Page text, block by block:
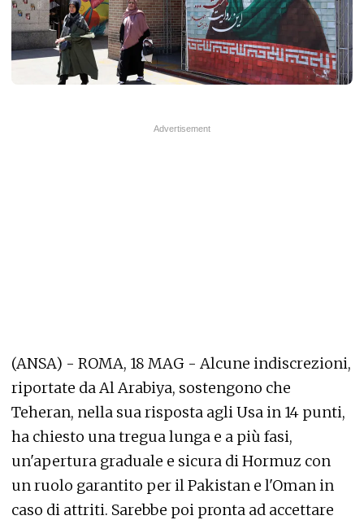
(ANSA) - ROMA, 18 MAG - Alcune indiscrezioni,
riportate da Al Arabiya, sostengono che
Teheran, nella sua risposta agli Usa in 14 punti,
ha chiesto una tregua lunga e a più fasi,
un'apertura graduale e sicura di Hormuz con
un ruolo garantito per il Pakistan e l'Oman in
caso di attriti. Sarebbe poi pronta ad accettare